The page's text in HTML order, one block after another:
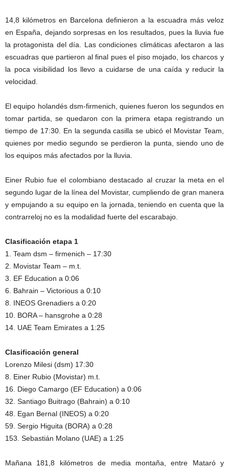
14,8 kilómetros en Barcelona definieron a la escuadra más veloz
en España, dejando sorpresas en los resultados, pues la lluvia fue
la protagonista del día. Las condiciones climáticas afectaron a las
escuadras que partieron al final pues el piso mojado, los charcos y
la poca visibilidad los llevo a cuidarse de una caída y reducir la
velocidad.
El equipo holandés dsm-firmenich, quienes fueron los segundos en
tomar partida, se quedaron con la primera etapa registrando un
tiempo de 17:30. En la segunda casilla se ubicó el Movistar Team,
quienes por medio segundo se perdieron la punta, siendo uno de
los equipos más afectados por la lluvia.
Einer Rubio fue el colombiano destacado al cruzar la meta en el
segundo lugar de la línea del Movistar, cumpliendo de gran manera
y empujando a su equipo en la jornada, teniendo en cuenta que la
contrarreloj no es la modalidad fuerte del escarabajo.
Clasificación etapa 1
1. Team dsm – firmenich – 17:30
2. Movistar Team – m.t.
3. EF Education a 0:06
6. Bahrain – Victorious a 0:10
8. INEOS Grenadiers a 0:20
10. BORA – hansgrohe a 0:28
14. UAE Team Emirates a 1:25
Clasificación general
Lorenzo Milesi (dsm) 17:30
8. Einer Rubio (Movistar) m.t.
16. Diego Camargo (EF Education) a 0:06
32. Santiago Buitrago (Bahrain) a 0:10
48. Egan Bernal (INEOS) a 0:20
59. Sergio Higuita (BORA) a 0:28
153. Sebastián Molano (UAE) a 1:25
Mañana 181,8 kilómetros de media montaña, entre Mataró y